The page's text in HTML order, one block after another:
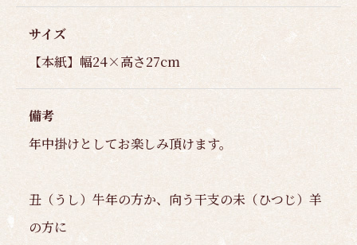
サイズ
【本紙】幅24×高さ27cm
備考
年中掛けとしてお楽しみ頂けます。
丑（うし）牛年の方か、向う干支の未（ひつじ）羊
の方に